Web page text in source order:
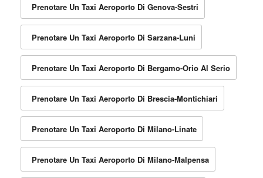
Prenotare Un Taxi Aeroporto Di Genova-Sestri
Prenotare Un Taxi Aeroporto Di Sarzana-Luni
Prenotare Un Taxi Aeroporto Di Bergamo-Orio Al Serio
Prenotare Un Taxi Aeroporto Di Brescia-Montichiari
Prenotare Un Taxi Aeroporto Di Milano-Linate
Prenotare Un Taxi Aeroporto Di Milano-Malpensa